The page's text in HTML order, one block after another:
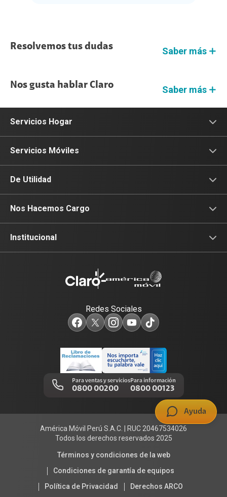
Resolvemos tus dudas Saber más
Nos gusta hablar Claro Saber más
Ayuda
Servicios Hogar
Internet
Fibra Óptica
Planes Hogar
Planes Tv
Servicios Móviles
Prepago
Postpago
Recargas
De Utilidad
Consulta de IMEI
Celulares 5G
Test de velocidad de internet
Comprobantes electrónicos
Llamada por llamada
Nos Hacemos Cargo
Devoluciones por interrupciones
Adquirientes iPhone 6, 6S y SE
Mensaje de Seguridad
Institucional
Trabaja en Claro
Trabajos de mantenimiento
Redes Sociales
Para ventas y servicios
0800 00200
Para información
0800 00123
América Móvil Perú S.A.C. | RUC 20467534026
Todos los derechos reservados 2025
Términos y condiciones de la web
Condiciones de garantía de equipos
Política de Privacidad
Derechos ARCO